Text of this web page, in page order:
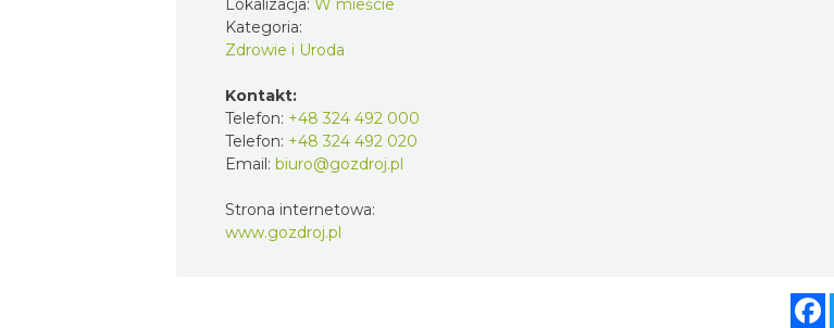
Lokalizacja: W mieście
Kategoria:
Zdrowie i Uroda
Kontakt:
Telefon: +48 324 492 000
Telefon: +48 324 492 020
Email: biuro@gozdroj.pl
Strona internetowa:
www.gozdroj.pl